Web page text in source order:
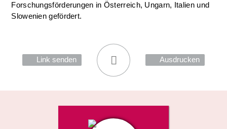
Forschungsförderungen in Österreich, Ungarn, Italien und
Slowenien gefördert.
Link senden Ausdrucken